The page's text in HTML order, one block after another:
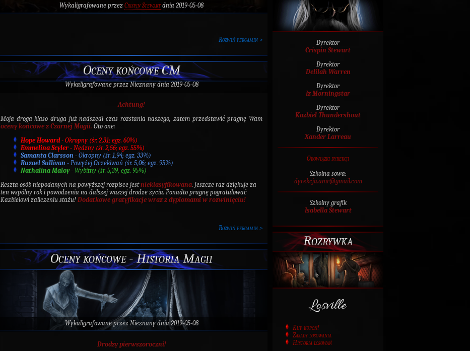
Wykaligrafowane przez Crispin Stewart dnia 2019-05-08
Rozwiń pergamin >
Oceny końcowe CM
Wykaligrafowane przez Nieznanydnia 2019-05-08
Achtung!
Moja droga klaso druga już nadszedł czas rozstania naszego, zatem przedstawić pragnę Wam
oceny końcowe z Czarnej Magii. Oto one:
Hope Howard- Okropny (śr. 2,31; egz. 60%)
Emmelina Scyler- Nędzny (śr. 2,56; egz. 55%)
Samanta Clarsson - Okropny (śr. 1,94; egz. 33%)
Ruzael Sullivan - Powyżej Oczekiwań (śr. 5,06; egz. 95%)
Nathalina Maloy- Wybitny (śr. 5,39, egz. 95%)
Reszta osób niepodanych na powyższej rozpisce jestnieklasyfikowana. Jeszcze raz dziękuje za
ten wspólny rok i powodzenia na dalszej waszej drodze życia. Ponadto pragnę pogratulować
Kazbielowi zaliczeniu stażu! Dodatkowe gratyfikacje wraz z dyplomami w rozwinięciu!
Rozwiń pergamin >
Oceny końcowe - Historia Magii
Wykaligrafowane przez Nieznanydnia 2019-05-08
Drodzy pierwszoroczni!
Dyrektor
Crispin Stewart
Dyrektor
Delilah Warren
Dyrektor
Iz Morningstar
Dyrektor
Kazbiel Thundershout
Dyrektor
Xander Larreau
Obowiązki dyrekcji
Szkolna sowa:
dyrekcja.amr@gmail.com
Szkolny grafik
Isabella Stewart
Rozrywka
Kup kupon!
Zasady losowania
Historia losowań